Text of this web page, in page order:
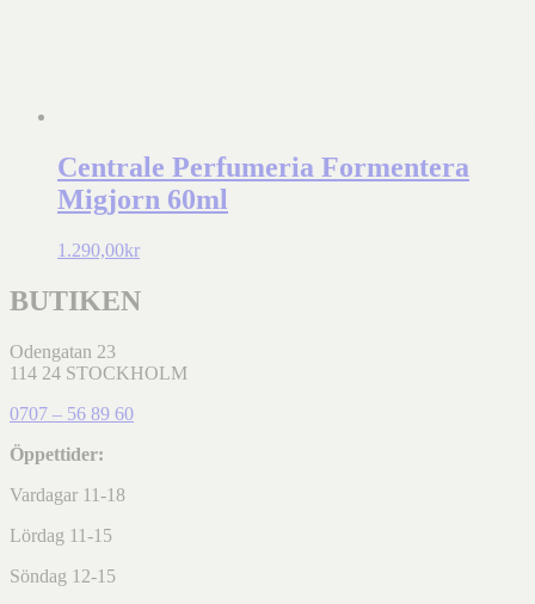
Centrale Perfumeria Formentera
Migjorn 60ml
1.290,00kr
BUTIKEN
Odengatan 23
114 24 STOCKHOLM
0707 – 56 89 60
Öppettider:
Vardagar 11-18
Lördag 11-15
Söndag 12-15